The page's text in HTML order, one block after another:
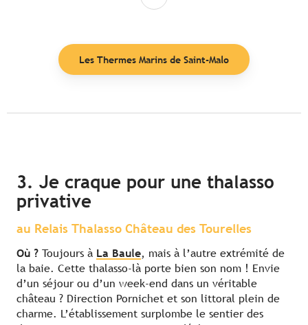
Les Thermes Marins de Saint-Malo
3. Je craque pour une thalasso
privative
au Relais Thalasso Château des Tourelles
Où ? Toujours à La Baule, mais à l’autre extrémité de
la baie. Cette thalasso-là porte bien son nom ! Envie
d’un séjour ou d’un week-end dans un véritable
château ? Direction Pornichet et son littoral plein de
charme. L’établissement surplombe le sentier des